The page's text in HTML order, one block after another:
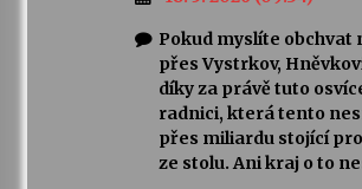
Pokud myslíte obchvat
přes Vystrkov,
díky za právě tuto
radnici, která tento
přes miliardu stojící
ze stolu. Ani kraj o to